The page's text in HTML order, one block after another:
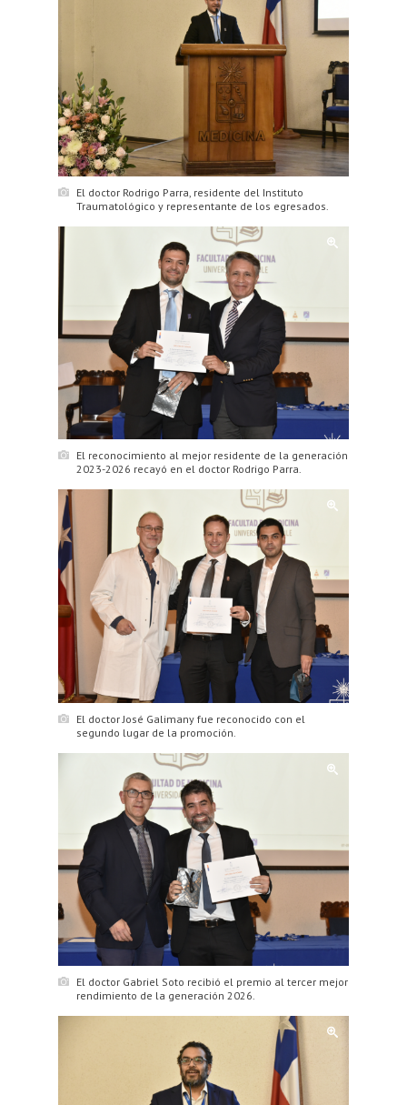
El doctor Rodrigo Parra, residente del Instituto
Traumatológico y representante de los egresados.
El reconocimiento al mejor residente de la generación
2023-2026 recayó en el doctor Rodrigo Parra.
El doctor José Galimany fue reconocido con el
segundo lugar de la promoción.
El doctor Gabriel Soto recibió el premio al tercer mejor
rendimiento de la generación 2026.